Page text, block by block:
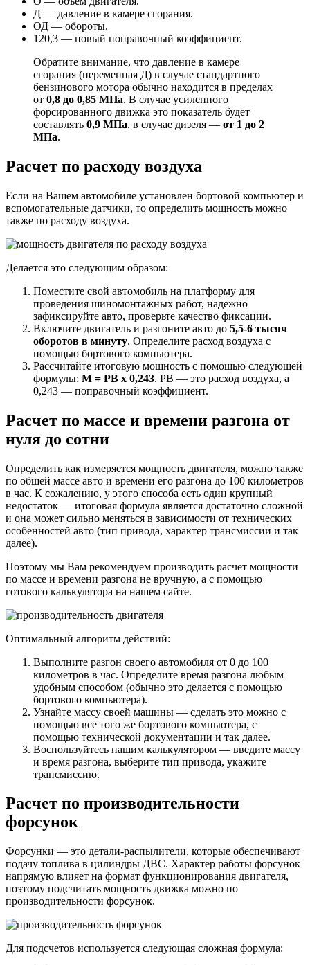
Д — давление в камере сгорания.
ОД — обороты.
120,3 — новый поправочный коэффициент.
Обратите внимание, что давление в камере
сгорания (переменная Д) в случае стандартного
бензинового мотора обычно находится в пределах
от 0,8 до 0,85 МПа. В случае усиленного
форсированного движка это показатель будет
составлять 0,9 МПа, в случае дизеля — от 1 до 2
МПа.
Расчет по расходу воздуха
Если на Вашем автомобиле установлен бортовой компьютер и
вспомогательные датчики, то определить мощность можно
также по расходу воздуха.
Делается это следующим образом:
Поместите свой автомобиль на платформу для
проведения шиномонтажных работ, надежно
зафиксируйте авто, проверьте качество фиксации.
Включите двигатель и разгоните авто до 5,5-6 тысяч
оборотов в минуту. Определите расход воздуха с
помощью бортового компьютера.
Рассчитайте итоговую мощность с помощью следующей
формулы: М = РВ x 0,243. РВ — это расход воздуха, а
0,243 — поправочный коэффициент.
Расчет по массе и времени разгона от
нуля до сотни
Определить как измеряется мощность двигателя, можно также
по общей массе авто и времени его разгона до 100 километров
в час. К сожалению, у этого способа есть один крупный
недостаток — итоговая формула является достаточно сложной
и она может сильно меняться в зависимости от технических
особенностей авто (тип привода, характер трансмиссии и так
далее).
Поэтому мы Вам рекомендуем производить расчет мощности
по массе и времени разгона не вручную, а с помощью
готового калькулятора на нашем сайте.
Оптимальный алгоритм действий:
Выполните разгон своего автомобиля от 0 до 100
километров в час. Определите время разгона любым
удобным способом (обычно это делается с помощью
бортового компьютера).
Узнайте массу своей машины — сделать это можно с
помощью все того же бортового компьютера, с
помощью технической документации и так далее.
Воспользуйтесь нашим калькулятором — введите массу
и время разгона, выберите тип привода, укажите
трансмиссию.
Расчет по производительности
форсунок
Форсунки — это детали-распылители, которые обеспечивают
подачу топлива в цилиндры ДВС. Характер работы форсунок
напрямую влияет на формат функционирования двигателя,
поэтому подсчитать мощность движка можно по
производительности форсунок.
Для подсчетов используется следующая сложная формула: